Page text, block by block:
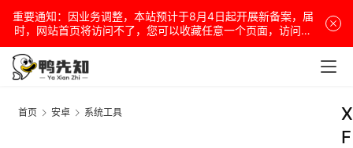
重要通知：因业务调整，本站预计于8月4日起开展新备案，届
时，网站首页将访问不了，您可以收藏任意一个页面，访问网
站！
首页 安卓 系统工具
X
F